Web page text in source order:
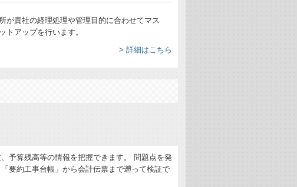
が貴社の経理処理や管理目的に合わせてマス
トアップを行います。
> 詳細はこちら
予算残高等の情報を把握できます。 問題点を発
要約工事台帳」から会計伝票まで遡って検証で